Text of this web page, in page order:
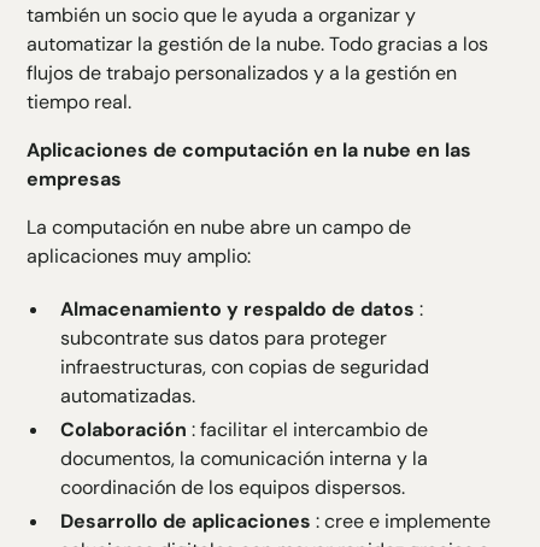
también un socio que le ayuda a organizar y
automatizar la gestión de la nube. Todo gracias a los
flujos de trabajo personalizados y a la gestión en
tiempo real.
Aplicaciones de computación en la nube en las
empresas
La computación en nube abre un campo de
aplicaciones muy amplio:
Almacenamiento y respaldo de datos :
subcontrate sus datos para proteger
infraestructuras, con copias de seguridad
automatizadas.
Colaboración : facilitar el intercambio de
documentos, la comunicación interna y la
coordinación de los equipos dispersos.
Desarrollo de aplicaciones : cree e implemente